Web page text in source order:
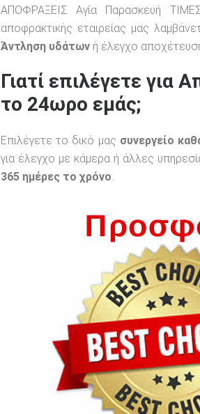
ΑΠΟΦΡΑΞΕΙΣ Αγία Παρασκευή
αποφρακτικής εταιρείας μας
Άντληση υδάτων ή έλεγχο
Γιατί επιλέγετε
το 24ωρο εμάς;
Επιλέγετε το δικό μας συνεργείο
για έλεγχο με κάμερα ή άλλες
365 ημέρες το χρόνο